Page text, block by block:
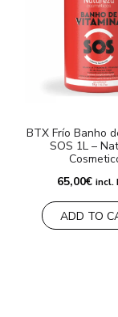
BTX Frío Banho
SOS 1L –
65,00€ incl.
ADD TO